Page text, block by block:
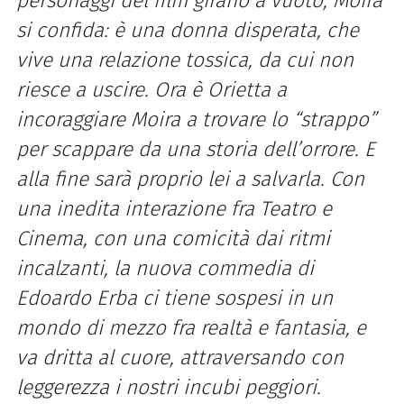
si confida: è una donna disperata, che
vive una relazione tossica, da cui non
riesce a uscire. Ora è Orietta a
incoraggiare Moira a trovare lo “strappo”
per scappare da una storia dell’orrore. E
alla fine sarà proprio lei a salvarla. Con
una inedita interazione fra Teatro e
Cinema, con una comicità dai ritmi
incalzanti, la nuova commedia di
Edoardo Erba ci tiene sospesi in un
mondo di mezzo fra realtà e fantasia, e
va dritta al cuore, attraversando con
leggerezza i nostri incubi peggiori.